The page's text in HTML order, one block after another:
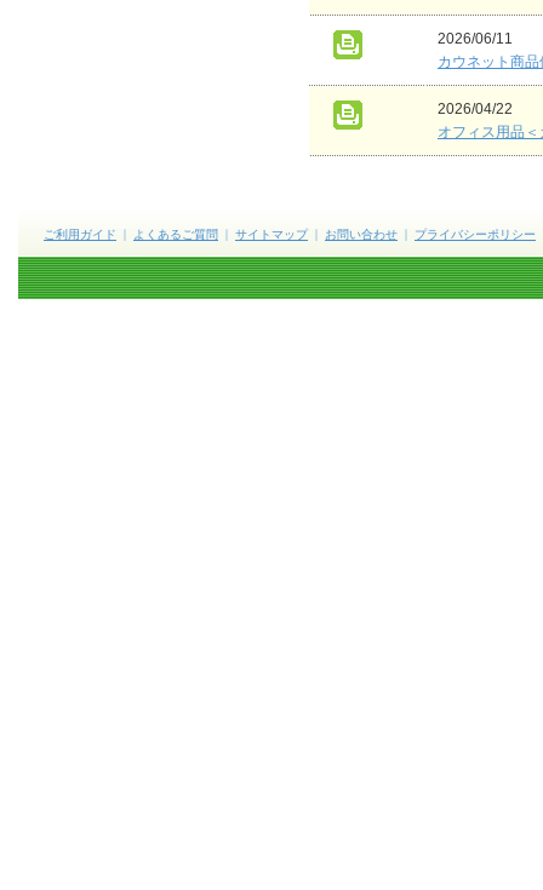
2026/06/11
カウネット商
2026/04/22
オフィス用品
ご利用ガイド よくあるご質問 サイトマップ お問い合わせ プライバシーポリシー